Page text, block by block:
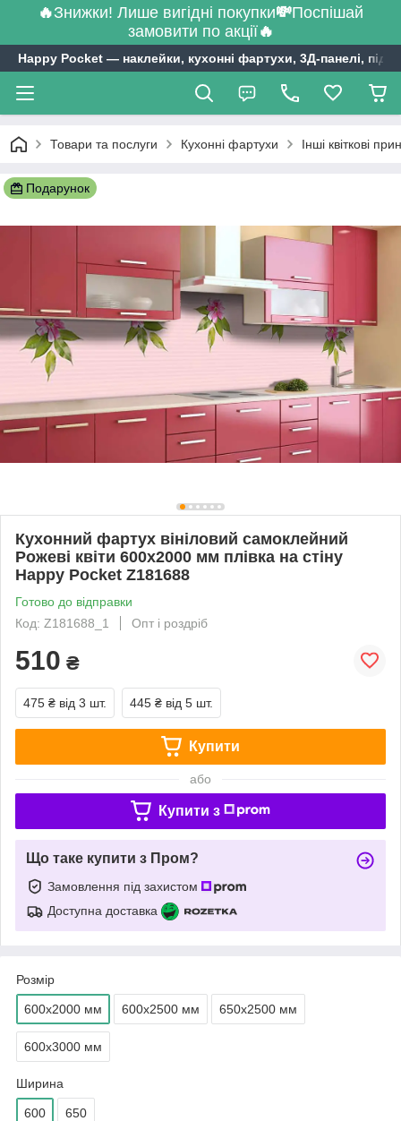
🔥Знижки! Лише вигідні покупки💸Поспішай
замовити по акції🔥
Happy Pocket ― наклейки, кухонні фартухи, 3Д-панелі,
Товари та послуги Кухонні фартухи Інші квіткові
Подарунок
Кухонний фартух вініловий самоклейний
Рожеві квіти 600х2000 мм плівка на стіну
Happy Pocket Z181688
Готово до відправки
Код: Z181688_1
Опт і роздріб
510 ₴
475 ₴ від 3 шт. 445 ₴ від 5 шт.
Купити
або
Купити з
Що таке купити з Пром?
Замовлення під захистом
Доступна доставка
Розмір
600х2000 мм 600х2500 мм 650х2500 мм
600х3000 мм
Ширина
600 650